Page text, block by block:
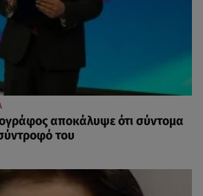
αποκάλυψε ότι σύντομα
του